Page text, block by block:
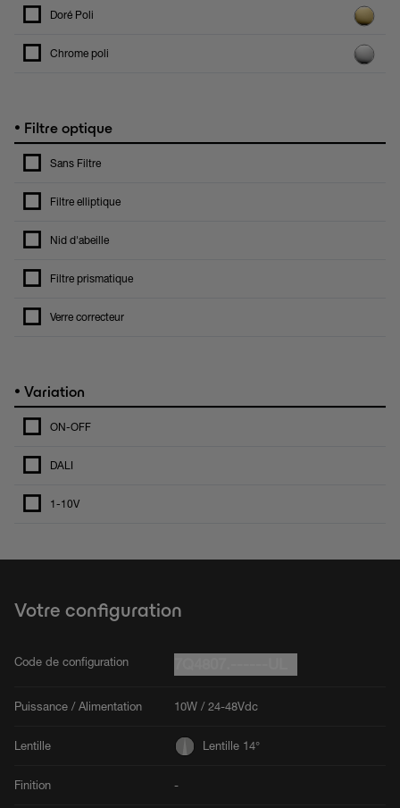
Doré Poli
Chrome poli
• Filtre optique
Sans Filtre
Filtre elliptique
Nid d'abeille
Filtre prismatique
Verre correcteur
• Variation
ON-OFF
DALI
1-10V
Votre configuration
Code de configuration
Puissance / Alimentation 10W / 24-48Vdc
Lentille Lentille 14°
Finition -